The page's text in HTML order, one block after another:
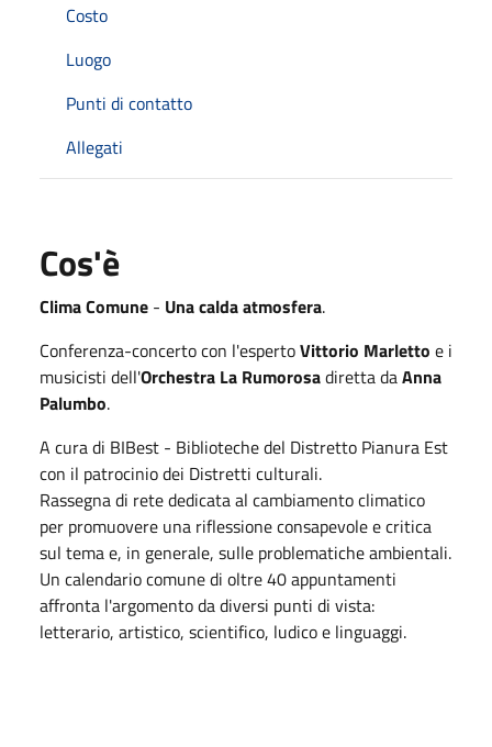
Costo
Luogo
Punti di contatto
Allegati
Cos'è
Clima Comune - Una calda atmosfera.
Conferenza-concerto con l'espertoVittorio Marletto e i
musicisti dell'Orchestra La Rumorosadiretta daAnna
Palumbo.
A cura di BIBest - Biblioteche del Distretto Pianura Est
con il patrocinio dei Distretti culturali.
Rassegna di rete dedicata al cambiamento climatico
per promuovere una riflessione consapevole e critica
sul tema e, in generale, sulle problematiche ambientali.
Un calendario comune di oltre 40 appuntamenti
affronta l'argomento da diversi punti di vista:
letterario, artistico, scientifico, ludico e linguaggi.